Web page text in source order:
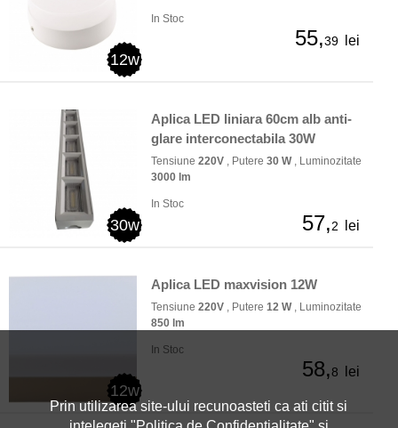
12w
In Stoc
55,39 lei
30w
Aplica LED liniara 60cm alb anti-
glare interconectabila 30W
Tensiune 220V , Putere 30 W, Luminozitate
3000 lm
In Stoc
57,2 lei
12w
Aplica LED maxvision 12W
Tensiune 220V , Putere 12 W, Luminozitate
850 lm
In Stoc
58,8 lei
Prin utilizarea site-ului recunoasteti ca ati citit si